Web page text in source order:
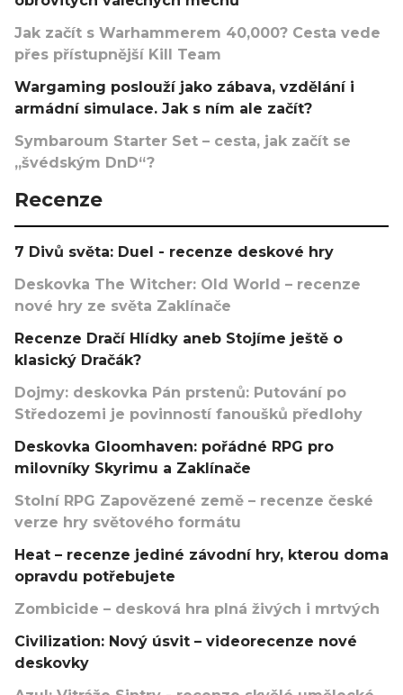
Jak začít s Warhammerem 40,000? Cesta vede
přes přístupnější Kill Team
Wargaming poslouží jako zábava, vzdělání i
armádní simulace. Jak s ním ale začít?
Symbaroum Starter Set – cesta, jak začít se
„švédským DnD“?
Recenze
7 Divů světa: Duel - recenze deskové hry
Deskovka The Witcher: Old World – recenze
nové hry ze světa Zaklínače
Recenze Dračí Hlídky aneb Stojíme ještě o
klasický Dračák?
Dojmy: deskovka Pán prstenů: Putování po
Středozemi je povinností fanoušků předlohy
Deskovka Gloomhaven: pořádné RPG pro
milovníky Skyrimu a Zaklínače
Stolní RPG Zapovězené země – recenze české
verze hry světového formátu
Heat – recenze jediné závodní hry, kterou doma
opravdu potřebujete
Zombicide – desková hra plná živých i mrtvých
Civilization: Nový úsvit – videorecenze nové
deskovky